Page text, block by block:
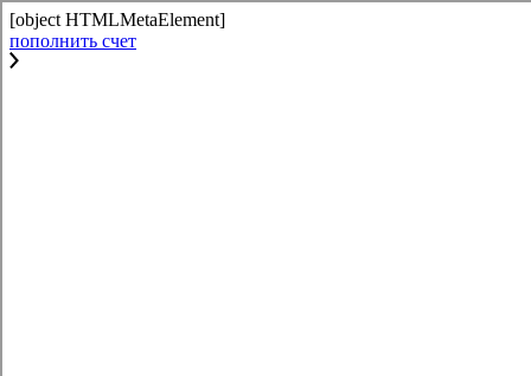
[object HTMLMetaElement]
пополнить счет